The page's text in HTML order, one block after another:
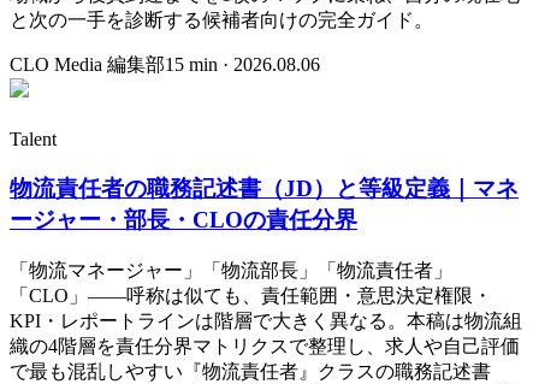
と次の一手を診断する候補者向けの完全ガイド。
CLO Media 編集部15 min · 2026.08.06
Talent
物流責任者の職務記述書（JD）と等級定義｜マネ
ージャー・部長・CLOの責任分界
「物流マネージャー」「物流部長」「物流責任者」
「CLO」——呼称は似ても、責任範囲・意思決定権限・
KPI・レポートラインは階層で大きく異なる。本稿は物流組
織の4階層を責任分界マトリクスで整理し、求人や自己評価
で最も混乱しやすい『物流責任者』クラスの職務記述書